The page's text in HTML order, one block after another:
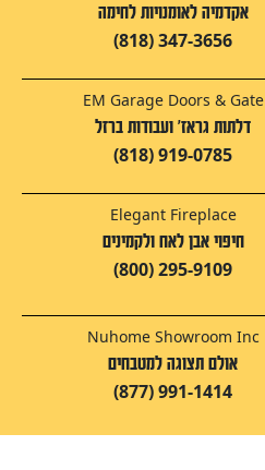
אקדמיה לאומנויות לחימה
(818) 347-3656
EM Garage Doors & Gate
דלתות גראז' ועבודות ברזל‬‎
(818) 919-0785
Elegant Fireplace
חיפוי אבן לאח ולקמינים
(800) 295-9109
Nuhome Showroom Inc
אולם תצוגה למטבחים
(877) 991-1414